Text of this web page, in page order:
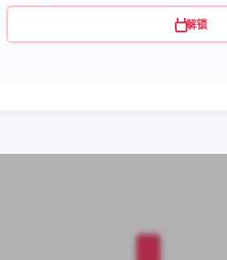
解锁